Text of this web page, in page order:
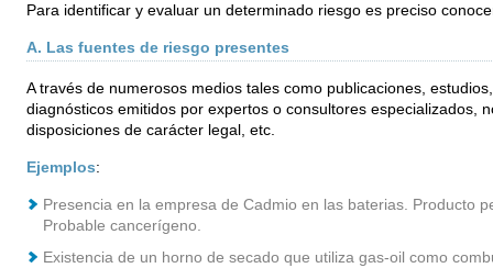
Para identificar y evaluar un determinado riesgo es preciso
A. Las fuentes de riesgo presentes
A través de numerosos medios tales como publicaciones, estudios,
diagnósticos emitidos por expertos o consultores especializados,
disposiciones de carácter legal, etc.
Ejemplos:
Presencia en la empresa de Cadmio en las baterias. Producto
Probable cancerígeno.
Existencia de un horno de secado que utiliza gas-oil como